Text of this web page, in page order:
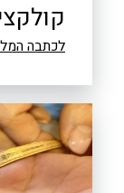
לכתבה